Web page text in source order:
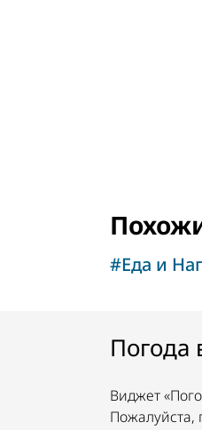
#Еда и
Погода
Виджет
Пожалуйста,